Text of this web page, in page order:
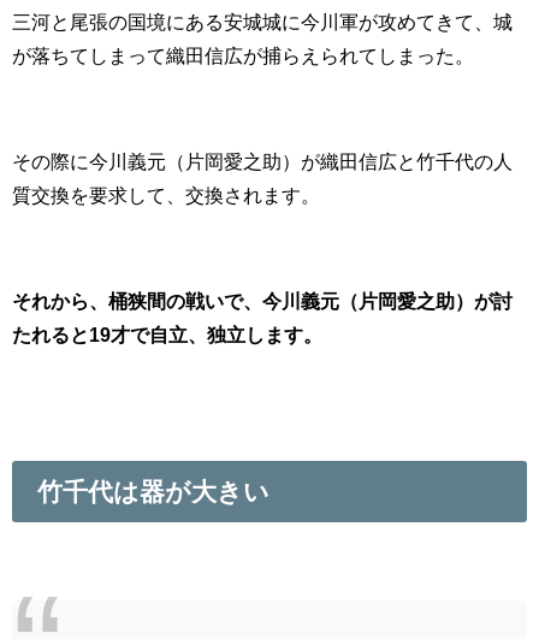
三河と尾張の国境にある安城城に今川軍が攻めてきて、城
が落ちてしまって織田信広が捕らえられてしまった。
その際に今川義元（片岡愛之助）が織田信広と竹千代の人
質交換を要求して、交換されます。
それから、桶狭間の戦いで、今川義元（片岡愛之助）が討
たれると19才で自立、独立します。
竹千代は器が大きい